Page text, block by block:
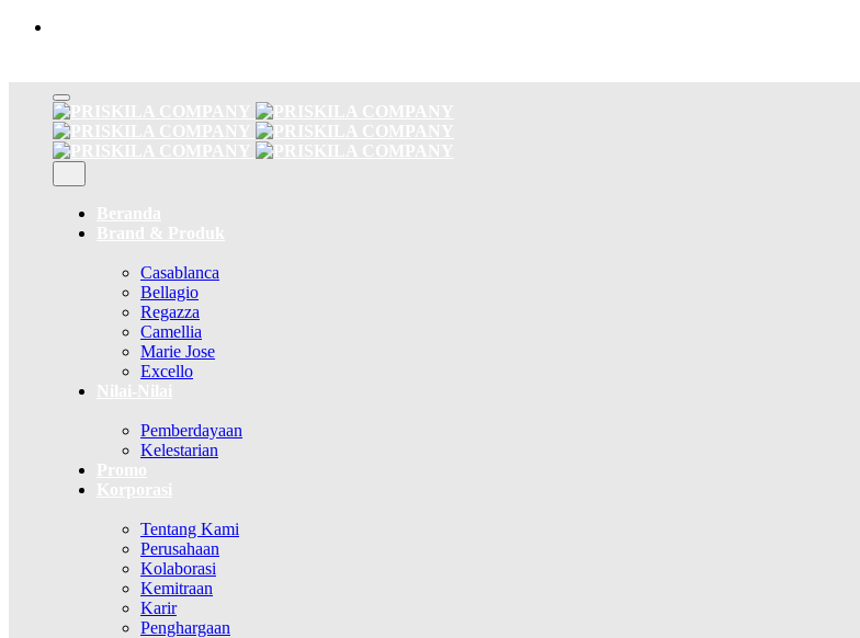
content
Casablanca
Bellagio
Regazza
Camellia
Marie Jose
Excello
Pemberdayaan
Kelestarian
Tentang Kami
Perusahaan
Kolaborasi
Kemitraan
Karir
Penghargaan